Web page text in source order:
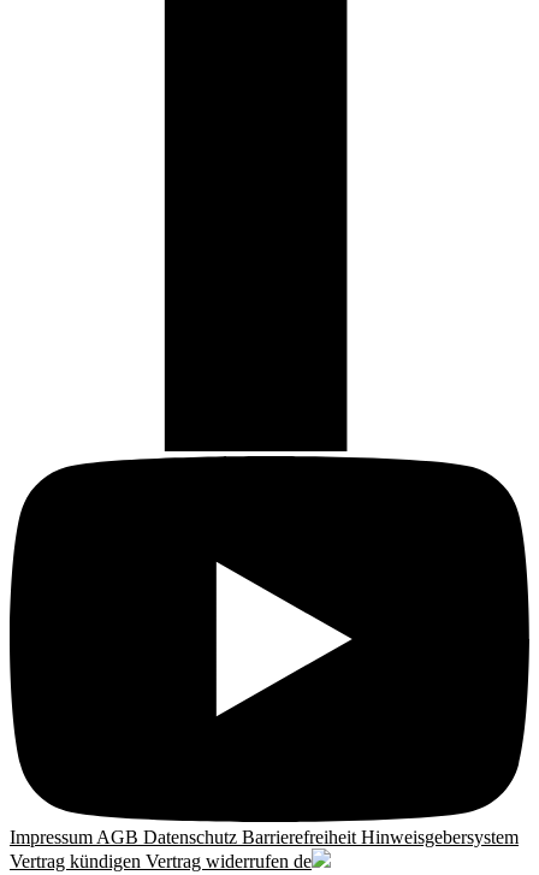
Impressum AGB Datenschutz Barrierefreiheit Hinweisgebersystem
Vertrag kündigen Vertrag widerrufen de